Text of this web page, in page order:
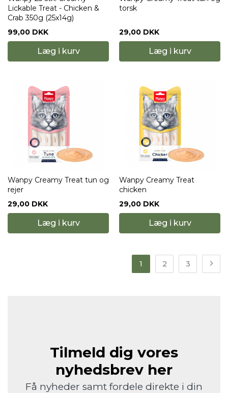
Lickable Treat - Chicken &
Crab 350g (25x14g)
99,00 DKK
Læg i kurv
torsk
29,00 DKK
Læg i kurv
Wanpy Creamy Treat tun og
rejer
29,00 DKK
Læg i kurv
Wanpy Creamy Treat
chicken
29,00 DKK
Læg i kurv
1 2 3
Tilmeld dig vores
nyhedsbrev her
Få nyheder samt fordele direkte i din